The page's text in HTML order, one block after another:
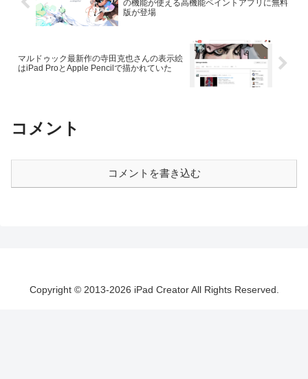
の機能が使える高機能ペイントアプリに無料
版が登場
マルドゥック最新作の寺田克也さんの表示絵
はiPad ProとApple Pencilで描かれていた
コメント
コメントを書き込む
Copyright © 2013-2026 iPad Creator All Rights Reserved.